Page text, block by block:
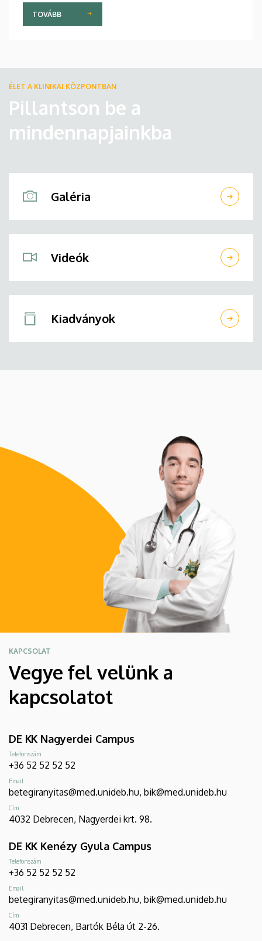
TOVÁBB
ÉLET A KLINIKAI KÖZPONTBAN
Pillantson be a
mindennapjainkba
Galéria
Videók
Kiadványok
KAPCSOLAT
Vegye fel velünk a
kapcsolatot
DE KK Nagyerdei Campus
Telefonszám
+36 52 52 52 52
Email
betegiranyitas@med.unideb.hu, bik@med.unideb.hu
Cím
4032 Debrecen, Nagyerdei krt. 98.
DE KK Kenézy Gyula Campus
Telefonszám
+36 52 52 52 52
Email
betegiranyitas@med.unideb.hu, bik@med.unideb.hu
Cím
4031 Debrecen, Bartók Béla út 2-26.